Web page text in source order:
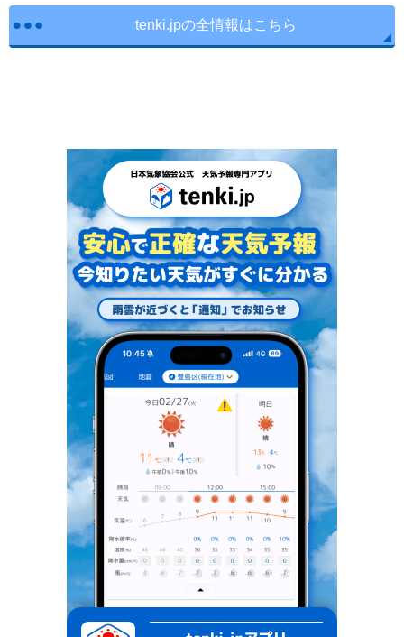
tenki.jpの全情報はこちら